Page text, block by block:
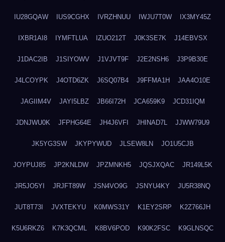
IU28GQAW IUS9CGHX IVRZHNUU IWJU7T0W IX3MY45Z
IXBR1AI8 IYMFTLUA IZUO212T J0K3SE7K J14EBVSX
J1DAC2IB J1SIYOWV J1VJVT9F J2E2NSH6 J3P9B30E
J4LCOYPK J4OTD6ZK J6SQ07B4 J9FFMA1H JAA4O10E
JAGIIM4V JAYI5LBZ JB66I72H JCA659K9 JCD31IQM
JDNJWU0K JFPHG64E JH4J6VFI JHINAD7L JJWW79U9
JK5YG3SW JKYPYWUD JLSEW8LN JO1U5CJB
JOYPUJ85 JP2KNLDW JPZMNKH5 JQSJXQAC JR149L5K
JR5JO5YI JRJFT89W JSN4VO9G JSNYU4KY JU5R38NQ
JUT8T73I JVXTEKYU K0MWS31Y K1EY2SRP K2Z766JH
K5U6RKZ6 K7K3QCML K8BV6POD K90K2FSC K9GLNSQC